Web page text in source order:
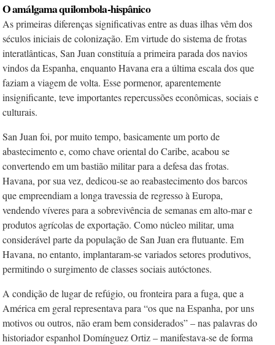
O amálgama quilombola-hispânico
As primeiras diferenças significativas entre as duas ilhas vêm dos
séculos iniciais de colonização. Em virtude do sistema de frotas
interatlânticas, San Juan constituía a primeira parada dos navios
vindos da Espanha, enquanto Havana era a última escala dos que
faziam a viagem de volta. Esse pormenor, aparentemente
insignificante, teve importantes repercussões econômicas, sociais e
culturais.
San Juan foi, por muito tempo, basicamente um porto de
abastecimento e, como chave oriental do Caribe, acabou se
convertendo em um bastião militar para a defesa das frotas.
Havana, por sua vez, dedicou-se ao reabastecimento dos barcos
que empreendiam a longa travessia de regresso à Europa,
vendendo víveres para a sobrevivência de semanas em alto-mar e
produtos agrícolas de exportação. Como núcleo militar, uma
considerável parte da população de San Juan era flutuante. Em
Havana, no entanto, implantaram-se variados setores produtivos,
permitindo o surgimento de classes sociais autóctones.
A condição de lugar de refúgio, ou fronteira para a fuga, que a
América em geral representava para “os que na Espanha, por uns
motivos ou outros, não eram bem considerados” – nas palavras do
historiador espanhol Domínguez Ortiz – manifestava-se de forma